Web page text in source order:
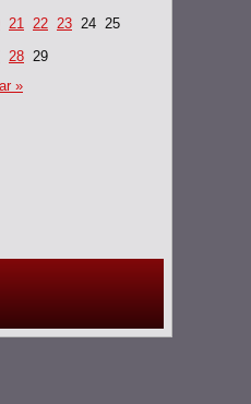
21 22 23 24 25
28 29
»